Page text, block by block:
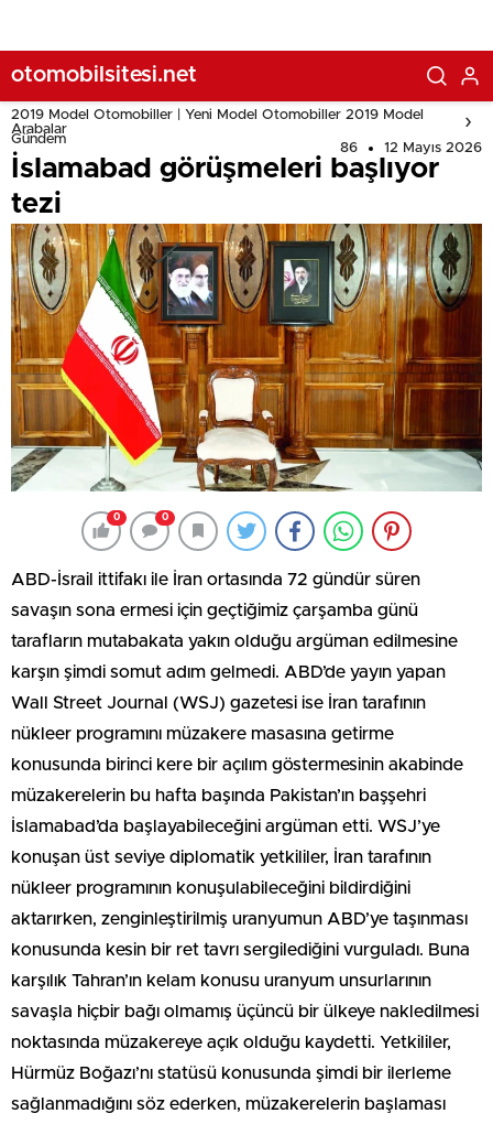
otomobilsitesi.net
2019 Model Otomobiller | Yeni Model Otomobiller 2019 Model
Arabalar
Gündem
86 12 Mayıs 2026
İslamabad görüşmeleri başlıyor
tezi
0 0
ABD-İsrail ittifakı ile İran ortasında 72 gündür süren
savaşın sona ermesi için geçtiğimiz çarşamba günü
tarafların mutabakata yakın olduğu argüman edilmesine
karşın şimdi somut adım gelmedi. ABD’de yayın yapan
Wall Street Journal (WSJ) gazetesi ise İran tarafının
nükleer programını müzakere masasına getirme
konusunda birinci kere bir açılım göstermesinin akabinde
müzakerelerin bu hafta başında Pakistan’ın başşehri
İslamabad’da başlayabileceğini argüman etti. WSJ’ye
konuşan üst seviye diplomatik yetkililer, İran tarafının
nükleer programının konuşulabileceğini bildirdiğini
aktarırken, zenginleştirilmiş uranyumun ABD’ye taşınması
konusunda kesin bir ret tavrı sergilediğini vurguladı. Buna
karşılık Tahran’ın kelam konusu uranyum unsurlarının
savaşla hiçbir bağı olmamış üçüncü bir ülkeye nakledilmesi
noktasında müzakereye açık olduğu kaydetti. Yetkililer,
Hürmüz Boğazı’nı statüsü konusunda şimdi bir ilerleme
sağlanmadığını söz ederken, müzakerelerin başlaması